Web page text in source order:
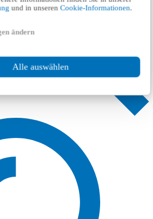
und in unserenCookie-Informationen.
ändern
Alle auswählen